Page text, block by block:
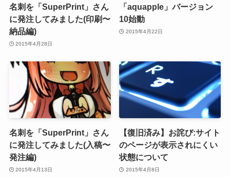
名刺を「SuperPrint」さん
に発注してみました(印刷〜
納品編)
2015年4月28日
「aquapple」バージョン
10始動
2015年4月22日
名刺を「SuperPrint」さん
に発注してみました(入稿〜
発注編)
2015年4月13日
【復旧済み】お詫び:サイト
のページが表示されにくい
状態について
2015年4月8日